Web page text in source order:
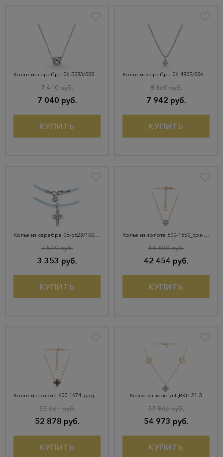
Колье из серебра 06-5083/0000-00
7 040 руб.
7 410 руб.
КУПИТЬ
Колье из серебра 06-4905/00КЦ-00
7 942 руб.
8 360 руб.
КУПИТЬ
Колье из серебра 06-5623/100Б-00
3 353 руб.
3 529 руб.
КУПИТЬ
Колье из золота 600-1650_tps-205
42 454 руб.
44 688 руб.
КУПИТЬ
Колье из золота 600-1674_gag-204
52 878 руб.
55 661 руб.
КУПИТЬ
Колье из золота ЦВКП 21-3
54 973 руб.
57 866 руб.
КУПИТЬ